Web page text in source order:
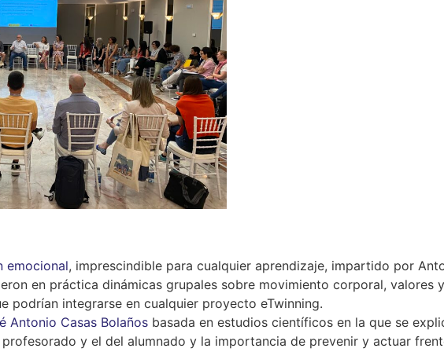
emocional, imprescindible para cualquier aprendizaje, impartido por
en práctica dinámicas grupales sobre movimiento corporal, valores y
podrían integrarse en cualquier proyecto eTwinning.
Antonio Casas Bolaños basada en estudios científicos en la que se
y el del alumnado y la importancia de prevenir y actuar